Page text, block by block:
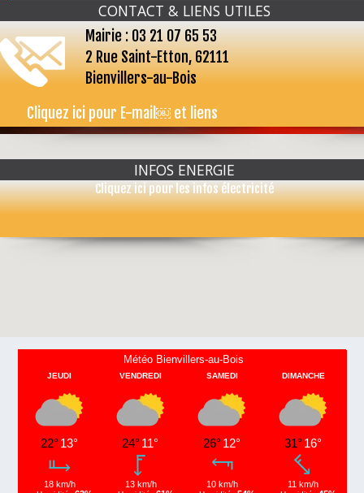
CONTACT & LIENS UTILES
Mairie : 03 21 07 65 53
2 Rue Saint-Etton, 62111
Bienvillers-au-Bois
Cliquez ici pour E-mail￼ et liens
INFOS ENERGIE
Cliquez ici pour les infos électricité